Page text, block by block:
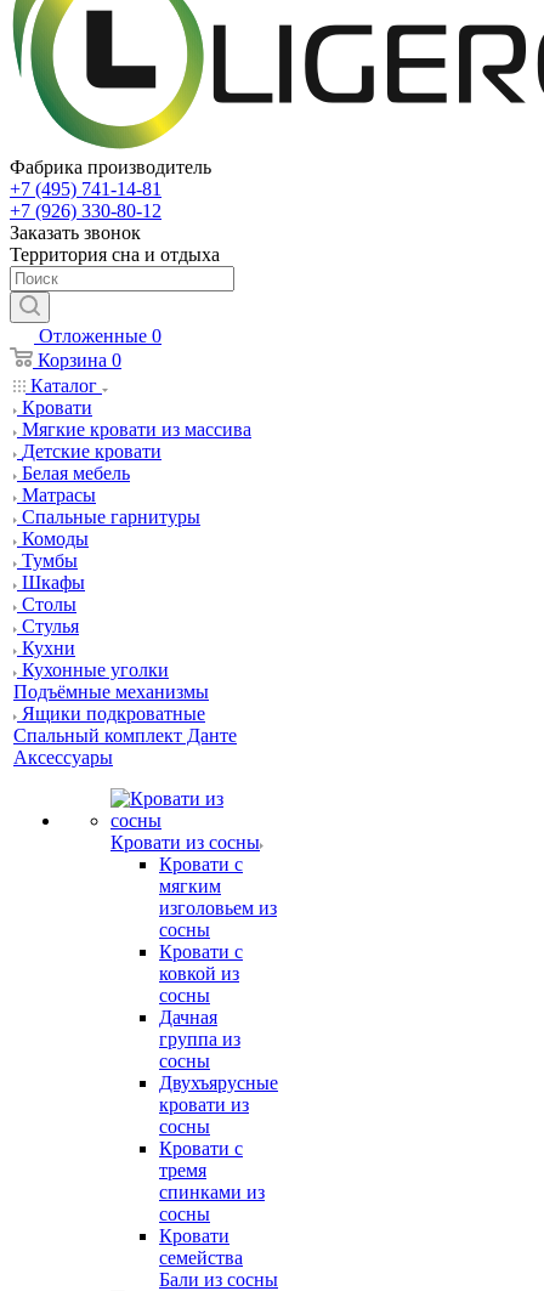
Фабрика производитель
+7 (495) 741-14-81
+7 (926) 330-80-12
Заказать звонок
Территория сна и отдыха
Отложенные 0
Корзина 0
Каталог
Кровати
Мягкие кровати из массива
Детские кровати
Белая мебель
Матрасы
Спальные гарнитуры
Комоды
Тумбы
Шкафы
Столы
Стулья
Кухни
Кухонные уголки
Подъёмные механизмы
Ящики подкроватные
Спальный комплект Данте
Аксессуары
Кровати из сосны
Кровати с
мягким
изголовьем из
сосны
Кровати с
ковкой из
сосны
Дачная
группа из
сосны
Двухъярусные
кровати из
сосны
Кровати с
тремя
спинками из
сосны
Кровати
семейства
Бали из сосны